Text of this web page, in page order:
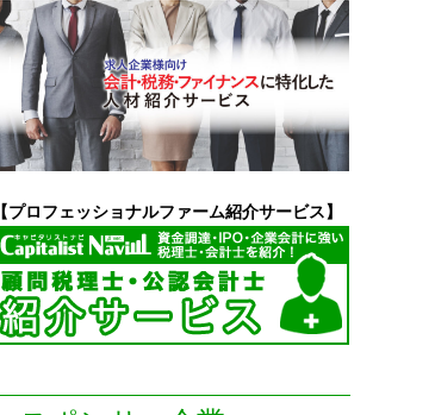
【プロフェッショナルファーム紹介サービス】